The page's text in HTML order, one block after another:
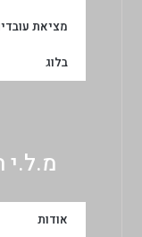
מציאת
בלוג
מ.ל.י
אודות